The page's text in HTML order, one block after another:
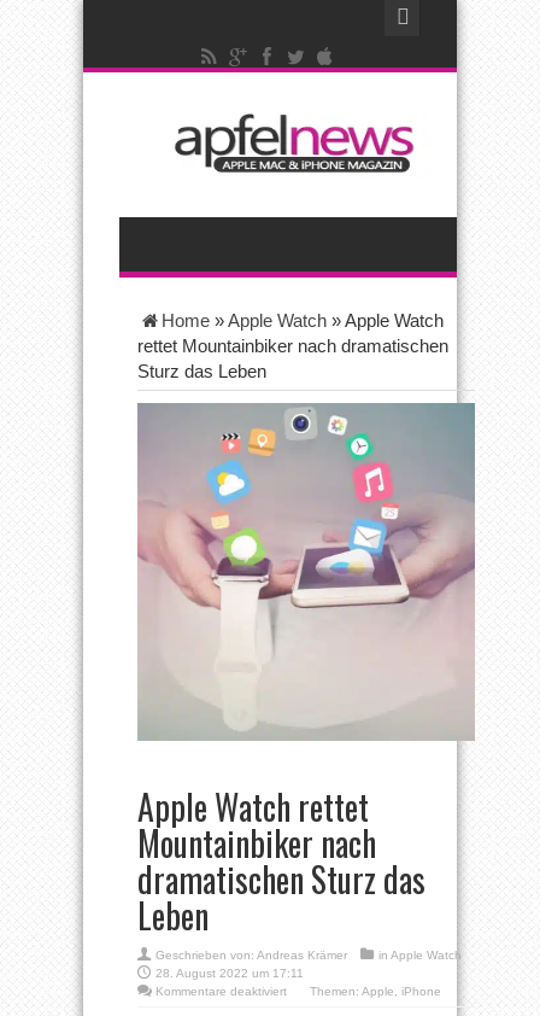
Home »Apple Watch »Apple Watch
rettet Mountainbiker nach dramatischen
Sturz das Leben
Apple Watch rettet
Mountainbiker nach
dramatischen Sturz das
Leben
Geschrieben von: Andreas Krämer in Apple Watch
28. August 2022 um 17:11
Kommentare deaktiviertfür
Themen: Apple iPhone